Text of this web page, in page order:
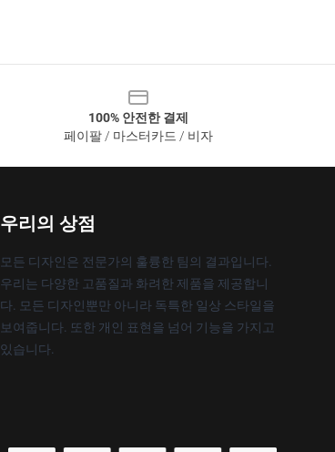
100% 안전한 결제
페이팔 / 마스터카드 / 비자
우리의 상점
모든 디자인은 전문가의 훌륭한 팀의 결과입니다.
우리는 다양한 고품질과 화려한 제품을 제공합니
다. 모든 디자인뿐만 아니라 독특한 일상 스타일을
보여줍니다. 또한 개인 표현을 넘어 기능을 가지고
있습니다.